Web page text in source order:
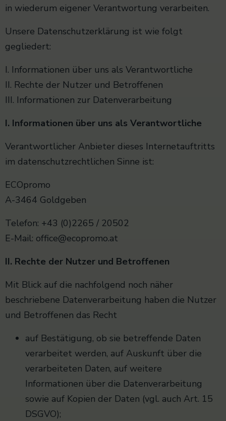
in wiederum eigener Verantwortung verarbeiten.
Unsere Datenschutzerklärung ist wie folgt
gegliedert:
I. Informationen über uns als Verantwortliche
II. Rechte der Nutzer und Betroffenen
III. Informationen zur Datenverarbeitung
I. Informationen über uns als Verantwortliche
Verantwortlicher Anbieter dieses Internetauftritts
im datenschutzrechtlichen Sinne ist:
ECOpromo
A-3464 Goldgeben
Telefon: +43 (0)2265 / 20502
E-Mail: office@ecopromo.at
II. Rechte der Nutzer und Betroffenen
Mit Blick auf die nachfolgend noch näher
beschriebene Datenverarbeitung haben die Nutzer
und Betroffenen das Recht
auf Bestätigung, ob sie betreffende Daten
verarbeitet werden, auf Auskunft über die
verarbeiteten Daten, auf weitere
Informationen über die Datenverarbeitung
sowie auf Kopien der Daten (vgl. auch Art. 15
DSGVO);